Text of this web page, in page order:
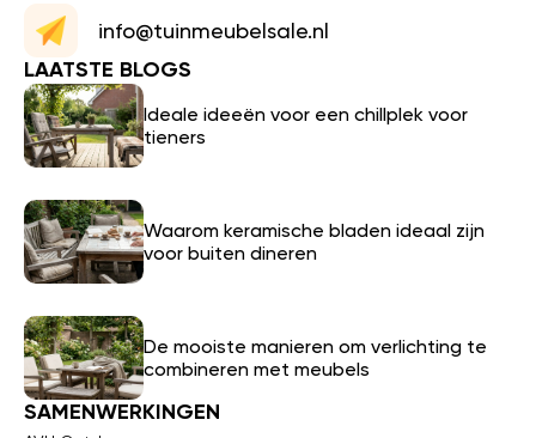
info@tuinmeubelsale.nl
LAATSTE BLOGS
Ideale ideeën voor een chillplek voor
tieners
Waarom keramische bladen ideaal zijn
voor buiten dineren
De mooiste manieren om verlichting te
combineren met meubels
SAMENWERKINGEN